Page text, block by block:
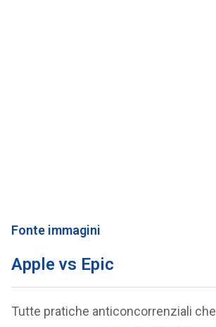
Fonte immagini
Apple vs Epic
Tutte pratiche anticoncorrenziali